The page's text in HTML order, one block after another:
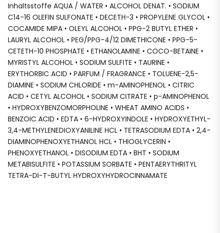
Inhaltsstoffe AQUA / WATER • ALCOHOL DENAT. • SODIUM
C14-16 OLEFIN SULFONATE • DECETH-3 • PROPYLENE GLYCOL •
COCAMIDE MIPA • OLEYL ALCOHOL • PPG-2 BUTYL ETHER •
LAURYL ALCOHOL • PEG/PPG-4/12 DIMETHICONE • PPG-5-
CETETH-10 PHOSPHATE • ETHANOLAMINE • COCO-BETAINE •
MYRISTYL ALCOHOL • SODIUM SULFITE • TAURINE •
ERYTHORBIC ACID • PARFUM / FRAGRANCE • TOLUENE-2,5-
DIAMINE • SODIUM CHLORIDE • m-AMINOPHENOL • CITRIC
ACID • CETYL ALCOHOL • SODIUM CITRATE • p-AMINOPHENOL
• HYDROXYBENZOMORPHOLINE • WHEAT AMINO ACIDS •
BENZOIC ACID • EDTA • 6-HYDROXYINDOLE • HYDROXYETHYL-
3,4-METHYLENEDIOXYANILINE HCL • TETRASODIUM EDTA • 2,4-
DIAMINOPHENOXYETHANOL HCL • THIOGLYCERIN •
PHENOXYETHANOL • DISODIUM EDTA • BHT • SODIUM
METABISULFITE • POTASSIUM SORBATE • PENTAERYTHRITYL
TETRA-DI-T-BUTYL HYDROXYHYDROCINNAMATE